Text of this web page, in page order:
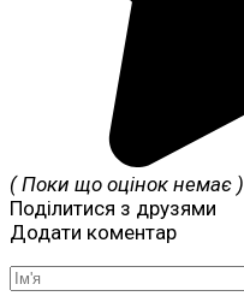
( Поки що оцінок немає )
Поділитися з друзями
Додати коментар
Ім'я